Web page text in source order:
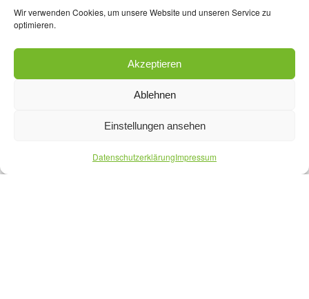
Wir verwenden Cookies, um unsere Website und unseren Service zu
optimieren.
Akzeptieren
Ablehnen
Einstellungen ansehen
DatenschutzerklärungImpressum